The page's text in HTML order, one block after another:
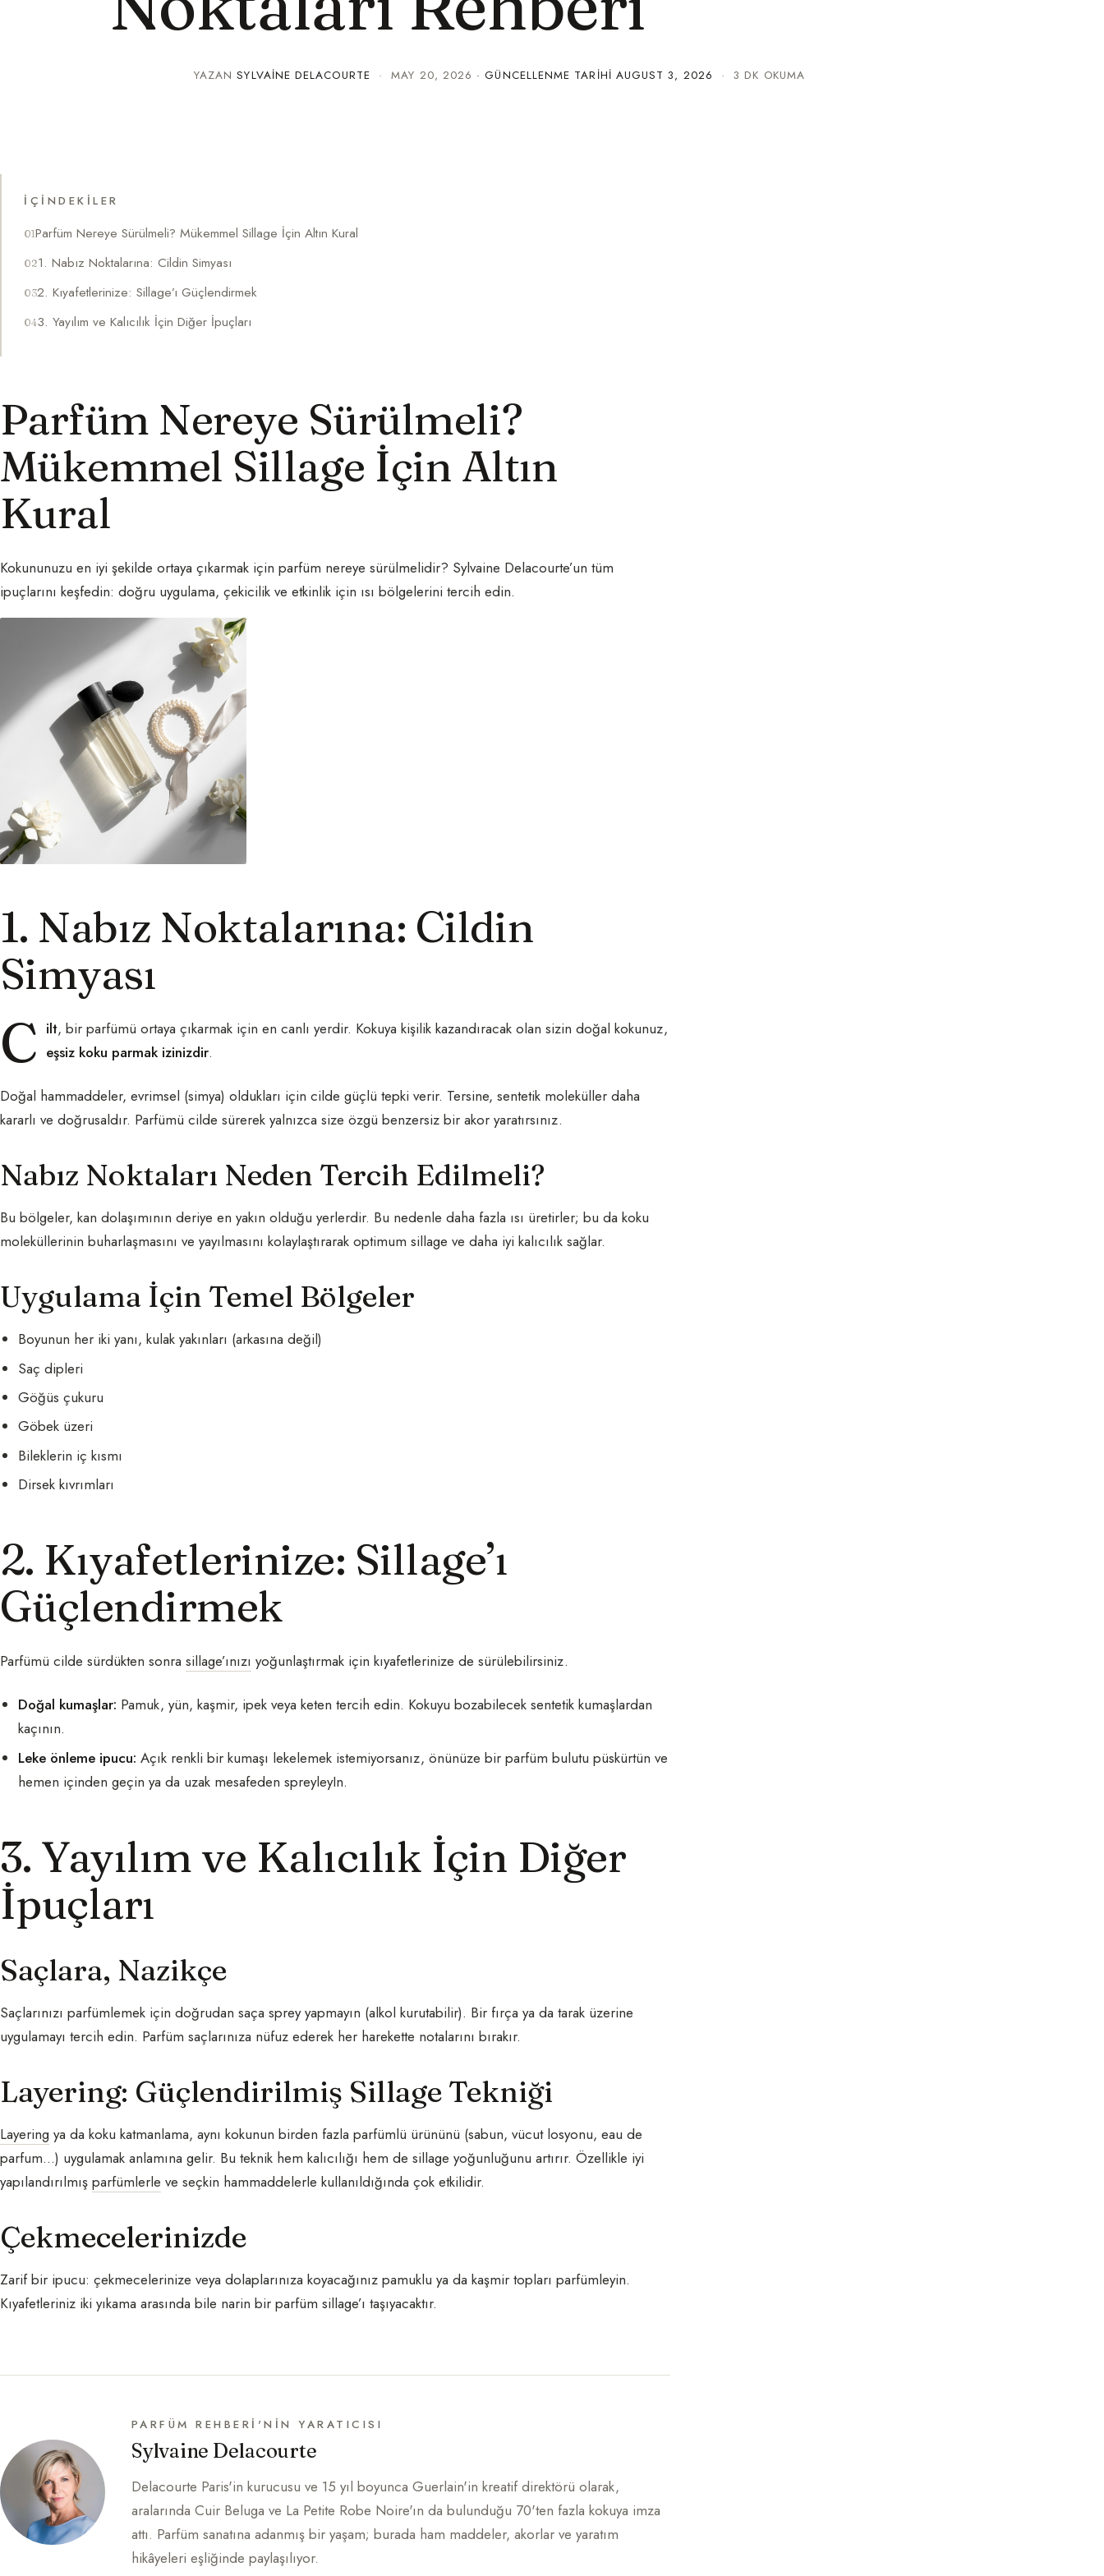
YAZANSYLVAINE DELACOURTE ·MAY 20, 2026 · GÜNCELLENME TARIHI AUGUST 3, 2026 · 3 DK OKUMA
İÇINDEKILER
Parfüm Nereye Sürülmeli? Mükemmel Sillage İçin Altın Kural
1. Nabız Noktalarına: Cildin Simyası
2. Kıyafetlerinize: Sillage’ı Güçlendirmek
3. Yayılım ve Kalıcılık İçin Diğer İpuçları
Parfüm Nereye Sürülmeli?
Mükemmel Sillage İçin Altın
Kural
Kokununuzu en iyi şekilde ortaya çıkarmak için parfüm nereye sürülmelidir? Sylvaine Delacourte’un tüm
ipuçlarını keşfedin: doğru uygulama, çekicilik ve etkinlik için ısı bölgelerini tercih edin.
1. Nabız Noktalarına: Cildin
Simyası
C ilt, bir parfümü ortaya çıkarmak için en canlı yerdir. Kokuya kişilik kazandıracak olan sizin doğal kokunuz,
eşsiz koku parmak izinizdir.
Doğal hammaddeler, evrimsel (simya) oldukları için cilde güçlü tepki verir. Tersine, sentetik moleküller daha
kararlı ve doğrusaldır. Parfümü cilde sürerek yalnızca size özgü benzersiz bir akor yaratırsınız.
Nabız Noktaları Neden Tercih Edilmeli?
Bu bölgeler, kan dolaşımının deriye en yakın olduğu yerlerdir. Bu nedenle daha fazla ısı üretirler; bu da koku
moleküllerinin buharlaşmasını ve yayılmasını kolaylaştırarak optimum sillage ve daha iyi kalıcılık sağlar.
Uygulama İçin Temel Bölgeler
Boyunun her iki yanı, kulak yakınları (arkasına değil)
Saç dipleri
Göğüs çukuru
Göbek üzeri
Bileklerin iç kısmı
Dirsek kıvrımları
2. Kıyafetlerinize: Sillage’ı
Güçlendirmek
Parfümü cilde sürdükten sonra sillage’ınızı yoğunlaştırmak için kıyafetlerinize de sürülebilirsiniz.
Doğal kumaşlar: Pamuk, yün, kaşmir, ipek veya keten tercih edin. Kokuyu bozabilecek sentetik kumaşlardan
kaçının.
Leke önleme ipucu: Açık renkli bir kumaşı lekelemek istemiyorsanız, önünüze bir parfüm bulutu püskürtün ve
hemen içinden geçin ya da uzak mesafeden spreyleyIn.
3. Yayılım ve Kalıcılık İçin Diğer
İpuçları
Saçlara, Nazikçe
Saçlarınızı parfümlemek için doğrudan saça sprey yapmayın (alkol kurutabilir). Bir fırça ya da tarak üzerine
uygulamayı tercih edin. Parfüm saçlarınıza nüfuz ederek her harekette notalarını bırakır.
Layering: Güçlendirilmiş Sillage Tekniği
Layering ya da koku katmanlama, aynı kokunun birden fazla parfümlü ürününü (sabun, vücut losyonu, eau de
parfum…) uygulamak anlamına gelir. Bu teknik hem kalıcılığı hem de sillage yoğunluğunu artırır. Özellikle iyi
yapılandırılmış parfümlerle ve seçkin hammaddelerle kullanıldığında çok etkilidir.
Çekmecelerinizde
Zarif bir ipucu: çekmecelerinize veya dolaplarınıza koyacağınız pamuklu ya da kaşmir topları parfümleyin.
Kıyafetleriniz iki yıkama arasında bile narin bir parfüm sillage’ı taşıyacaktır.
PARFÜM REHBERI'NIN YARATICISI
Sylvaine Delacourte
Delacourte Paris'in kurucusu ve 15 yıl boyunca Guerlain'in kreatif direktörü olarak,
aralarında Cuir Beluga ve La Petite Robe Noire'ın da bulunduğu 70'ten fazla kokuya imza
attı. Parfüm sanatına adanmış bir yaşam; burada ham maddeler, akorlar ve yaratım
hikâyeleri eşliğinde paylaşılıyor.